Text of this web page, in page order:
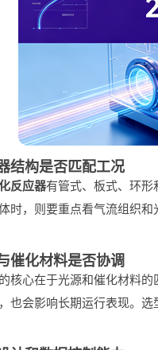
结构是否匹配工况
反应器有管式、板式、环形
时，则要重点看气流组织
催化材料是否协调
核心在于光源和催化材料
也会影响长期运行表现。